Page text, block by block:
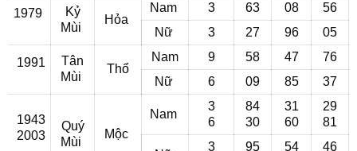
1979
Kỷ
Mùi
Hỏa
Nam 3 63 08
56
Nữ
3 27 96 05
1991
Tân
Mùi
Thổ
Nam 9 58 47
76
Nữ
6 09 85 37
1943
2003
Quý
Mùi
Mộc
Nam
3
6
84
30
31
60
29
81
3
95
54
46